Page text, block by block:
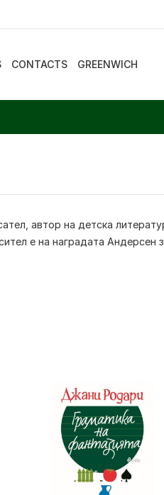
CONTACTS GREENWICH
автор на детска
е на наградата Андерсен